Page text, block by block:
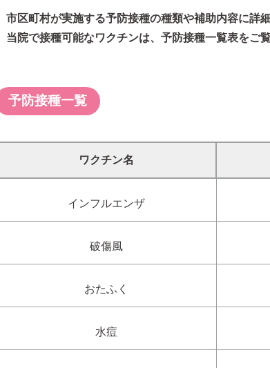
市区町村が実施する予防接種の種類や補助内容に詳
当院で接種可能なワクチンは、予防接種一覧表をご覧
予防接種一覧
ワクチン名
インフルエンザ
破傷風
おたふく
水痘